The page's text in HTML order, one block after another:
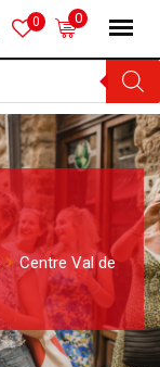
0
0
Centre Val de